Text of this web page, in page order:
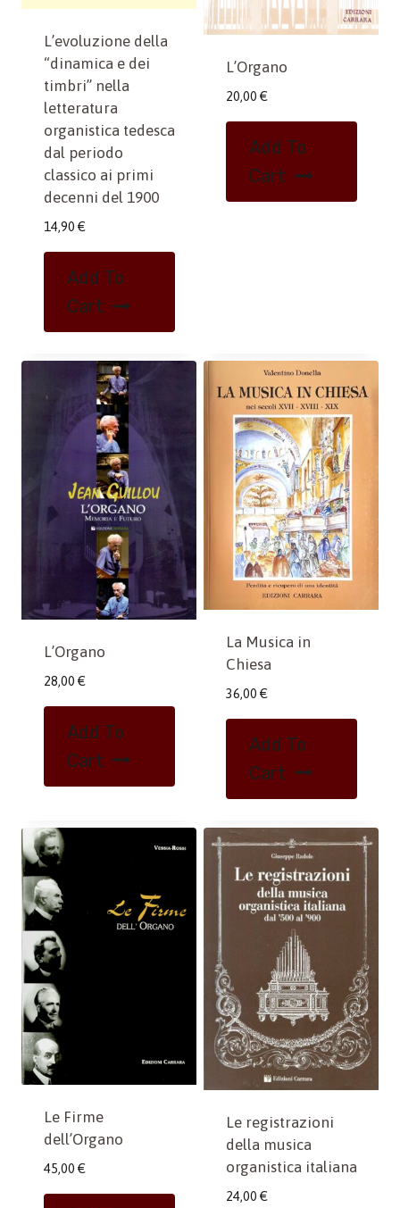
L’evoluzione della
“dinamica e dei
timbri” nella
letteratura
organistica tedesca
dal periodo
classico ai primi
decenni del 1900
14,90 €
Add To
Cart
L’Organo
20,00 €
Add To
Cart
L’Organo
28,00 €
Add To
Cart
La Musica in
Chiesa
36,00 €
Add To
Cart
Le Firme
dell’Organo
45,00 €
Le registrazioni
della musica
organistica italiana
24,00 €